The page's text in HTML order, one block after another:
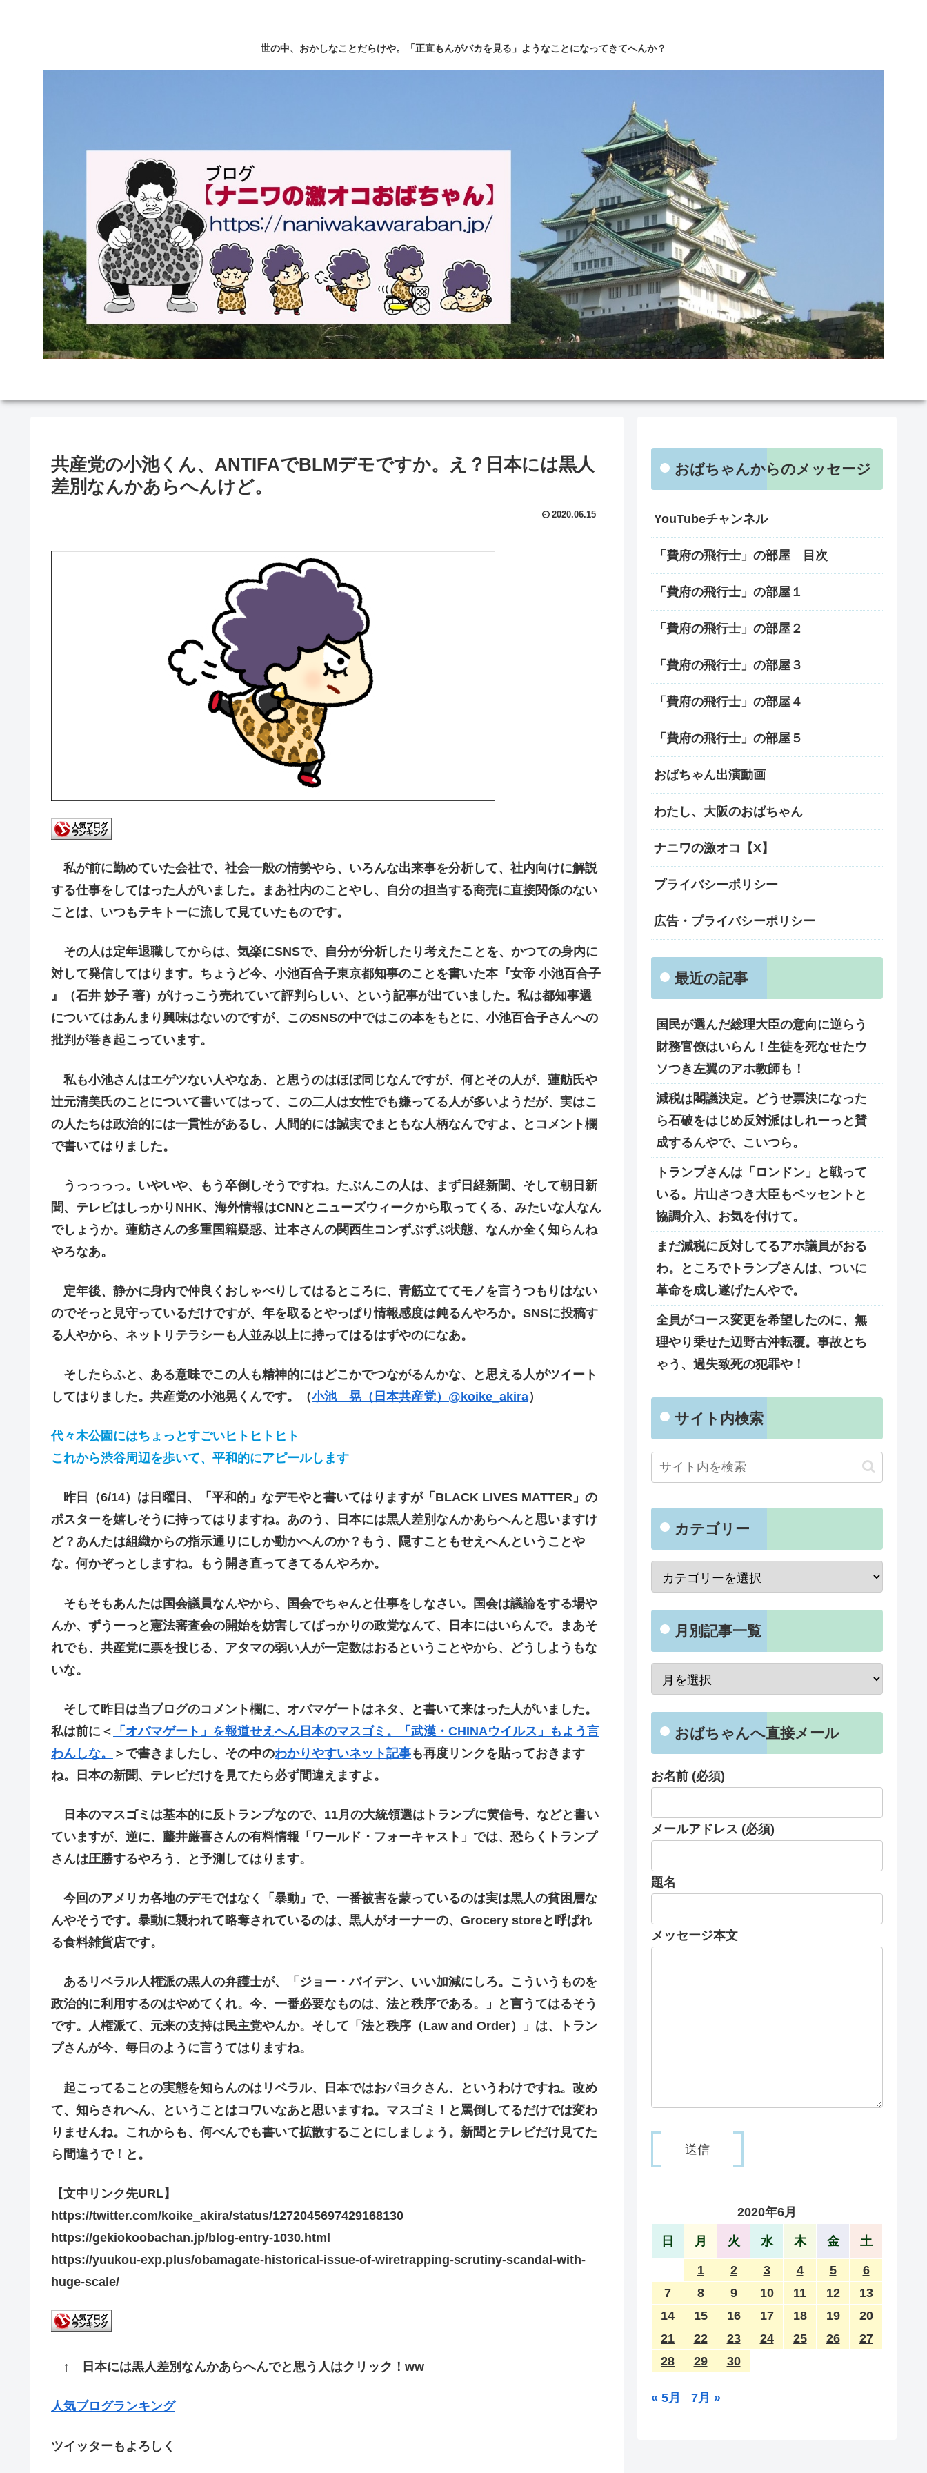
世の中、おかしなことだらけや。「正直もんがバカを見る」ようなことになってきてへんか？
共産党の小池くん、ANTIFAでBLMデモですか。え？日本には黒人
差別なんかあらへんけど。
2020.06.15
私が前に勤めていた会社で、社会一般の情勢やら、いろんな出来事を分析して、社内向けに解説
する仕事をしてはった人がいました。まあ社内のことやし、自分の担当する商売に直接関係のない
ことは、いつもテキトーに流して見ていたものです。
その人は定年退職してからは、気楽にSNSで、自分が分析したり考えたことを、かつての身内に
対して発信してはります。ちょうど今、小池百合子東京都知事のことを書いた本『女帝 小池百合子
』（石井 妙子 著）がけっこう売れていて評判らしい、という記事が出ていました。私は都知事選
についてはあんまり興味はないのですが、このSNSの中ではこの本をもとに、小池百合子さんへの
批判が巻き起こっています。
私も小池さんはエゲツない人やなあ、と思うのはほぼ同じなんですが、何とその人が、蓮舫氏や
辻元清美氏のことについて書いてはって、この二人は女性でも嫌ってる人が多いようだが、実はこ
の人たちは政治的には一貫性があるし、人間的には誠実でまともな人柄なんですよ、とコメント欄
で書いてはりました。
うっっっっ。いやいや、もう卒倒しそうですね。たぶんこの人は、まず日経新聞、そして朝日新
聞、テレビはしっかりNHK、海外情報はCNNとニューズウィークから取ってくる、みたいな人なん
でしょうか。蓮舫さんの多重国籍疑惑、辻本さんの関西生コンずぶずぶ状態、なんか全く知らんね
やろなあ。
定年後、静かに身内で仲良くおしゃべりしてはるところに、青筋立ててモノを言うつもりはない
のでそっと見守っているだけですが、年を取るとやっぱり情報感度は鈍るんやろか。SNSに投稿す
る人やから、ネットリテラシーも人並み以上に持ってはるはずやのになあ。
そしたらふと、ある意味でこの人も精神的にはどこかでつながるんかな、と思える人がツイート
してはりました。共産党の小池晃くんです。（小池 晃（日本共産党）@koike_akira）
代々木公園にはちょっとすごいヒトヒトヒト
これから渋谷周辺を歩いて、平和的にアピールします
昨日（6/14）は日曜日、「平和的」なデモやと書いてはりますが「BLACK LIVES MATTER」の
ポスターを嬉しそうに持ってはりますね。あのう、日本には黒人差別なんかあらへんと思いますけ
ど？あんたは組織からの指示通りにしか動かへんのか？もう、隠すこともせえへんということや
な。何かぞっとしますね。もう開き直ってきてるんやろか。
そもそもあんたは国会議員なんやから、国会でちゃんと仕事をしなさい。国会は議論をする場や
んか、ずうーっと憲法審査会の開始を妨害してばっかりの政党なんて、日本にはいらんで。まあそ
れでも、共産党に票を投じる、アタマの弱い人が一定数はおるということやから、どうしようもな
いな。
そして昨日は当ブログのコメント欄に、オバマゲートはネタ、と書いて来はった人がいました。
私は前に＜
「オバマゲート」を報道せえへん日本のマスゴミ。「武漢・CHINAウイルス」もよう言
わんしな。
＞で書きましたし、その中のわかりやすいネット記事も再度リンクを貼っておきます
ね。日本の新聞、テレビだけを見てたら必ず間違えますよ。
日本のマスゴミは基本的に反トランプなので、11月の大統領選はトランプに黄信号、などと書い
ていますが、逆に、藤井厳喜さんの有料情報「ワールド・フォーキャスト」では、恐らくトランプ
さんは圧勝するやろう、と予測してはります。
今回のアメリカ各地のデモではなく「暴動」で、一番被害を蒙っているのは実は黒人の貧困層な
んやそうです。暴動に襲われて略奪されているのは、黒人がオーナーの、Grocery storeと呼ばれ
る食料雑貨店です。
あるリベラル人権派の黒人の弁護士が、「ジョー・バイデン、いい加減にしろ。こういうものを
政治的に利用するのはやめてくれ。今、一番必要なものは、法と秩序である。」と言うてはるそう
です。人権派て、元来の支持は民主党やんか。そして「法と秩序（Law and Order）」は、トラン
プさんが今、毎日のように言うてはりますね。
起こってることの実態を知らんのはリベラル、日本ではおパヨクさん、というわけですね。改め
て、知らされへん、ということはコワいなあと思いますね。マスゴミ！と罵倒してるだけでは変わ
りませんね。これからも、何べんでも書いて拡散することにしましょう。新聞とテレビだけ見てた
ら間違うで！と。
【文中リンク先URL】
https://twitter.com/koike_akira/status/1272045697429168130
https://gekiokoobachan.jp/blog-entry-1030.html
https://yuukou-exp.plus/obamagate-historical-issue-of-wiretrapping-scrutiny-scandal-with-
huge-scale/
↑ 日本には黒人差別なんかあらへんでと思う人はクリック！ww
人気ブログランキング
ツイッターもよろしく
おばちゃんからのメッセージ
YouTubeチャンネル
「費府の飛行士」の部屋 目次
「費府の飛行士」の部屋１
「費府の飛行士」の部屋２
「費府の飛行士」の部屋３
「費府の飛行士」の部屋４
「費府の飛行士」の部屋５
おばちゃん出演動画
わたし、大阪のおばちゃん
ナニワの激オコ【X】
プライバシーポリシー
広告・プライバシーポリシー
最近の記事
国民が選んだ総理大臣の意向に逆らう
財務官僚はいらん！生徒を死なせたウ
ソつき左翼のアホ教師も！
減税は閣議決定。どうせ票決になった
ら石破をはじめ反対派はしれーっと賛
成するんやで、こいつら。
トランプさんは「ロンドン」と戦って
いる。片山さつき大臣もベッセントと
協調介入、お気を付けて。
まだ減税に反対してるアホ議員がおる
わ。ところでトランプさんは、ついに
革命を成し遂げたんやで。
全員がコース変更を希望したのに、無
理やり乗せた辺野古沖転覆。事故とち
ゃう、過失致死の犯罪や！
サイト内検索
カテゴリー
月別記事一覧
おばちゃんへ直接メール
お名前 (必須)
メールアドレス (必須)
題名
メッセージ本文
2020年6月
日 月 火 水 木 金 土
1 2 3 4 5
6
7
8 9 10 11 12
13
14
15 16 17 18 19
20
21
22 23 24 25 26
27
28
29 30
« 5月 7月 »